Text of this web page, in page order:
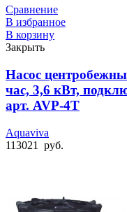
Сравнение
В избранное
В корзину
Закрыть
Насос
час, 3,6 кВт,
арт. AVP-4T
Aquaviva
113021
руб.